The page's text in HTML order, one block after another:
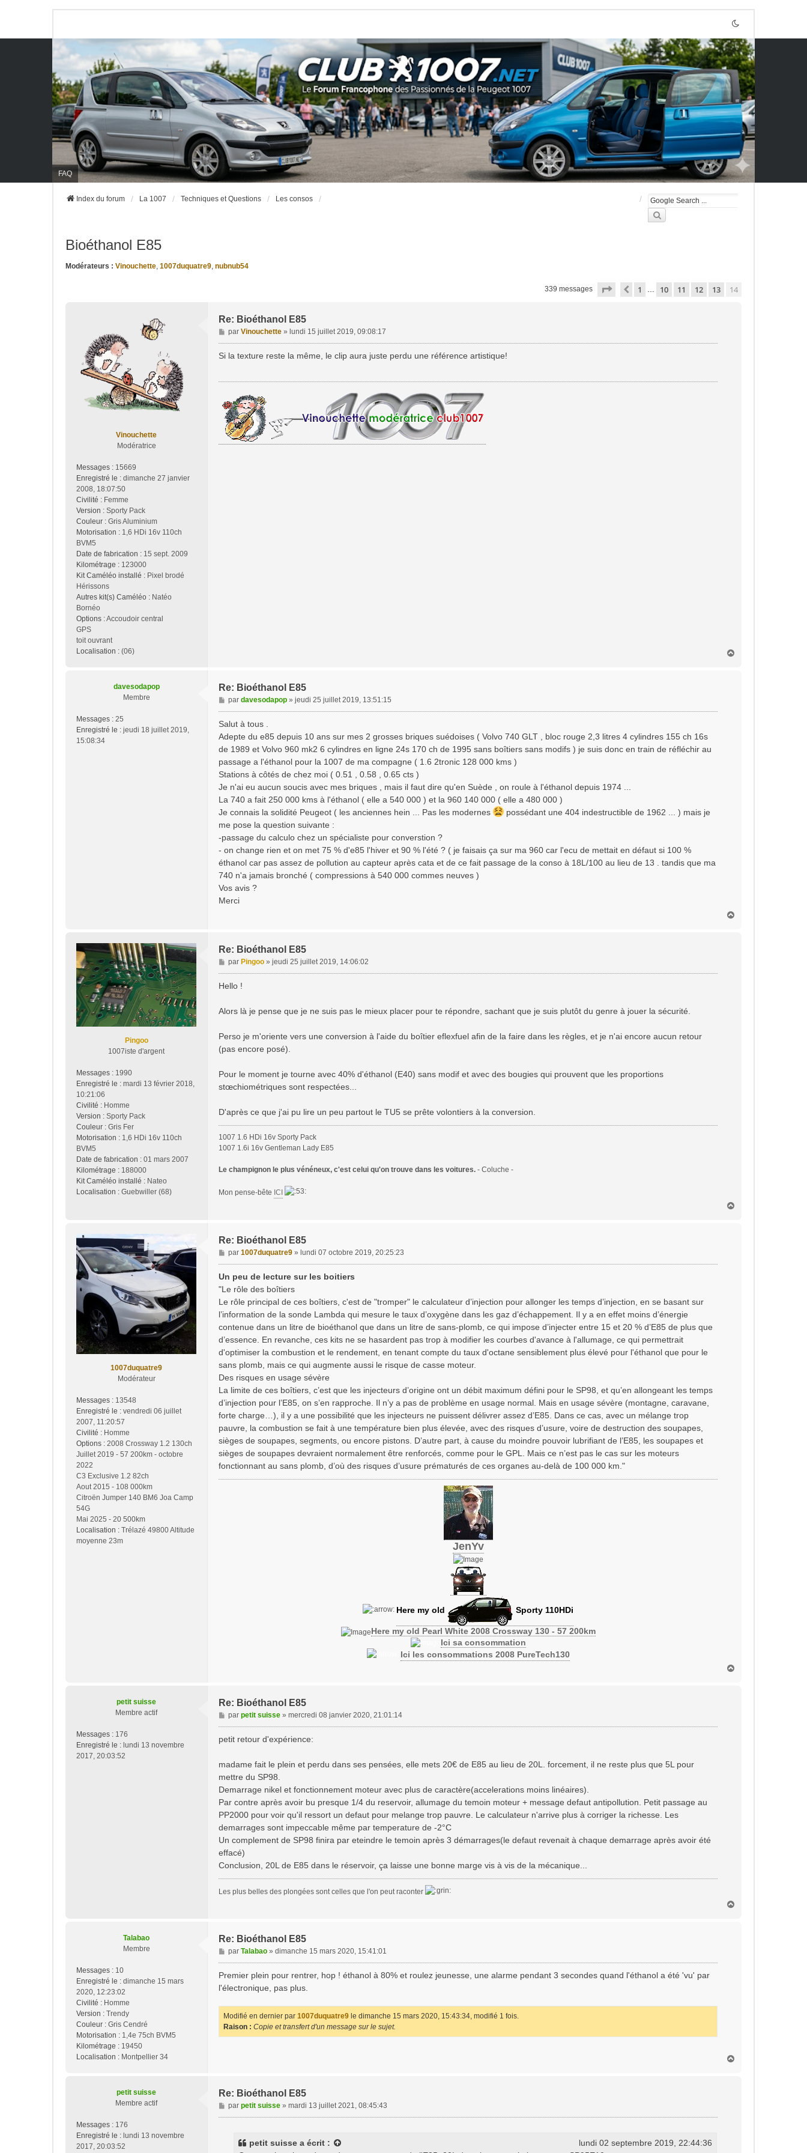
FAQ
Index du forum La 1007 Techniques et Questions Les consos
Bioéthanol E85
Modérateurs : Vinouchette, 1007duquatre9, nubnub54
339 messages Page 14 sur 14
Précédente
1 … 10 11 12 13 14
Vinouchette
Modératrice
Messages : 15669
Enregistré le : dimanche 27 janvier
2008, 18:07:50
Civilité : Femme
Version : Sporty Pack
Couleur : Gris Aluminium
Motorisation : 1,6 HDi 16v 110ch
BVM5
Date de fabrication : 15 sept. 2009
Kilométrage : 123000
Kit Caméléo installé : Pixel brodé
Hérissons
Autres kit(s) Caméléo : Natéo
Bornéo
Options :Accoudoir central
GPS
toit ouvrant
Localisation : (06)
Re: Bioéthanol E85
M
e
s
par Vinouchette» lundi 15 juillet 2019, 09:08:17
Si la texture reste la même, le clip aura juste perdu une référence artistique!
davesodapop
Membre
Messages : 25
Enregistré le : jeudi 18 juillet 2019,
15:08:34
Re: Bioéthanol E85
M
e
s
s
g
e
par davesodapop» jeudi 25 juillet 2019, 13:51:15
Salut à tous .
Adepte du e85 depuis 10 ans sur mes 2 grosses briques suédoises ( Volvo 740 GLT , bloc rouge 2,3 litres 4 cylindres 155 ch 16s
de 1989 et Volvo 960 mk2 6 cylindres en ligne 24s 170 ch de 1995 sans boîtiers sans modifs ) je suis donc en train de réfléchir au
passage a l'éthanol pour la 1007 de ma compagne ( 1.6 2tronic 128 000 kms )
Stations à côtés de chez moi ( 0.51 , 0.58 , 0.65 cts )
Je n'ai eu aucun soucis avec mes briques , mais il faut dire qu'en Suède , on roule à l'éthanol depuis 1974 ...
La 740 a fait 250 000 kms à l'éthanol ( elle a 540 000 ) et la 960 140 000 ( elle a 480 000 )
Je connais la solidité Peugeot ( les anciennes hein ... Pas les modernes
possédant une 404 indestructible de 1962 ... ) mais je
me pose la question suivante :
-passage du calculo chez un spécialiste pour converstion ?
- on change rien et on met 75 % d'e85 l'hiver et 90 % l'été ? ( je faisais ça sur ma 960 car l'ecu de mettait en défaut si 100 %
éthanol car pas assez de pollution au capteur après cata et de ce fait passage de la conso à 18L/100 au lieu de 13 . tandis que ma
740 n'a jamais bronché ( compressions à 540 000 commes neuves )
Vos avis ?
Merci
Pingoo
1007iste d'argent
Messages : 1990
Enregistré le : mardi 13 février 2018,
10:21:06
Civilité : Homme
Version : Sporty Pack
Couleur : Gris Fer
Motorisation : 1,6 HDi 16v 110ch
BVM5
Date de fabrication : 01 mars 2007
Kilométrage : 188000
Kit Caméléo installé : Nateo
Localisation : Guebwiller (68)
Re: Bioéthanol E85
M
e
s
g
par Pingoo» jeudi 25 juillet 2019, 14:06:02
Hello !
Alors là je pense que je ne suis pas le mieux placer pour te répondre, sachant que je suis plutôt du genre à jouer la sécurité.
Perso je m'oriente vers une conversion à l'aide du boîtier eflexfuel afin de la faire dans les règles, et je n'ai encore aucun retour
(pas encore posé).
Pour le moment je tourne avec 40% d'éthanol (E40) sans modif et avec des bougies qui prouvent que les proportions
stœchiométriques sont respectées...
D'après ce que j'ai pu lire un peu partout le TU5 se prête volontiers à la conversion.
1007 1.6 HDi 16v Sporty Pack
1007 1.6i 16v Gentleman Lady E85
Le champignon le plus vénéneux, c'est celui qu'on trouve dans les voitures. - Coluche -
Mon pense-bête ICI
1007duquatre9
Modérateur
Messages : 13548
Enregistré le : vendredi 06 juillet
2007, 11:20:57
Civilité : Homme
Options : 2008 Crossway 1.2 130ch
Juillet 2019 - 57 200km - octobre
2022
C3 Exclusive 1.2 82ch
Aout 2015 - 108 000km
Citroën Jumper 140 BM6 Joa Camp
54G
Mai 2025 - 20 500km
Localisation : Trélazé 49800 Altitude
moyenne 23m
Re: Bioéthanol E85
M
e
s
g
e
par 1007duquatre9» lundi 07 octobre 2019, 20:25:23
Un peu de lecture sur les boitiers
"Le rôle des boîtiers
Le rôle principal de ces boîtiers, c'est de "tromper" le calculateur d’injection pour allonger les temps d’injection, en se basant sur
l’information de la sonde Lambda qui mesure le taux d’oxygène dans les gaz d’échappement. Il y a en effet moins d’énergie
contenue dans un litre de bioéthanol que dans un litre de sans-plomb, ce qui impose d’injecter entre 15 et 20 % d’E85 de plus que
d’essence. En revanche, ces kits ne se hasardent pas trop à modifier les courbes d'avance à l'allumage, ce qui permettrait
d'optimiser la combustion et le rendement, en tenant compte du taux d'octane sensiblement plus élevé pour l'éthanol que pour le
sans plomb, mais ce qui augmente aussi le risque de casse moteur.
Des risques en usage sévère
La limite de ces boîtiers, c’est que les injecteurs d’origine ont un débit maximum défini pour le SP98, et qu’en allongeant les temps
d’injection pour l’E85, on s’en rapproche. Il n’y a pas de problème en usage normal. Mais en usage sévère (montagne, caravane,
forte charge…), il y a une possibilité que les injecteurs ne puissent délivrer assez d’E85. Dans ce cas, avec un mélange trop
pauvre, la combustion se fait à une température bien plus élevée, avec des risques d’usure, voire de destruction des soupapes,
sièges de soupapes, segments, ou encore pistons. D’autre part, à cause du moindre pouvoir lubrifiant de l’E85, les soupapes et
sièges de soupapes devraient normalement être renforcés, comme pour le GPL. Mais ce n’est pas le cas sur les moteurs
fonctionnant au sans plomb, d’où des risques d’usure prématurés de ces organes au-delà de 100 000 km."
JenYv
Here my old Sporty 110HDi
Here my old Pearl White 2008 Crossway 130 - 57 200km
Ici sa consommation
Ici les consommations 2008 PureTech130
petit suisse
Membre actif
Messages : 176
Enregistré le : lundi 13 novembre
2017, 20:03:52
Re: Bioéthanol E85
M
e
s
g
e
par petit suisse» mercredi 08 janvier 2020, 21:01:14
petit retour d'expérience:
madame fait le plein et perdu dans ses pensées, elle mets 20€ de E85 au lieu de 20L. forcement, il ne reste plus que 5L pour
mettre du SP98.
Demarrage nikel et fonctionnement moteur avec plus de caractère(accelerations moins linéaires).
Par contre après avoir bu presque 1/4 du reservoir, allumage du temoin moteur + message defaut antipollution. Petit passage au
PP2000 pour voir qu'il ressort un defaut pour melange trop pauvre. Le calculateur n'arrive plus à corriger la richesse. Les
demarrages sont impeccable même par temperature de -2°C
Un complement de SP98 finira par eteindre le temoin après 3 démarrages(le defaut revenait à chaque demarrage après avoir été
effacé)
Conclusion, 20L de E85 dans le réservoir, ça laisse une bonne marge vis à vis de la mécanique...
Les plus belles des plongées sont celles que l'on peut raconter
Talabao
Membre
Messages : 10
Enregistré le : dimanche 15 mars
2020, 12:23:02
Civilité : Homme
Version : Trendy
Couleur : Gris Cendré
Motorisation : 1,4e 75ch BVM5
Kilométrage : 19450
Localisation : Montpellier 34
Re: Bioéthanol E85
M
e
s
s
g
e
par Talabao» dimanche 15 mars 2020, 15:41:01
Premier plein pour rentrer, hop ! éthanol à 80% et roulez jeunesse, une alarme pendant 3 secondes quand l'éthanol a été 'vu' par
l'électronique, pas plus.
Modifié en dernier par 1007duquatre9 le dimanche 15 mars 2020, 15:43:34, modifié 1 fois.
Raison : Copie et transfert d'un message sur le sujet.
petit suisse
Membre actif
Messages : 176
Enregistré le : lundi 13 novembre
2017, 20:03:52
Re: Bioéthanol E85
M
e
par petit suisse» mardi 13 juillet 2021, 08:45:43
petit suisse a écrit :
lundi 02 septembre 2019, 22:44:36